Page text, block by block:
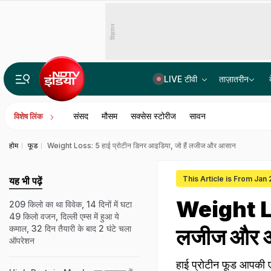
विज्ञापन
LIVE टीवी ताज़ातरीन
विशेष लिंक संसद मौसम सक्सेस स्टोरीज सावन
होम फूड Weight Loss: 5 हाई प्रोटीन डिनर आइडिया, जो हैं लजीज और आसान
This Article is From Jan
Weight
लजीज और
हाई प्रोटीन फूड आपकी
यह भी पढ़ें
209 किलो का था विवेक, 14 दिनों में घटा
49 किलो वजन, दिल्ली एम्स में हुआ ये
कमाल, 32 दिन तैयारी के बाद 2 घंटे चला
ऑपरेशन